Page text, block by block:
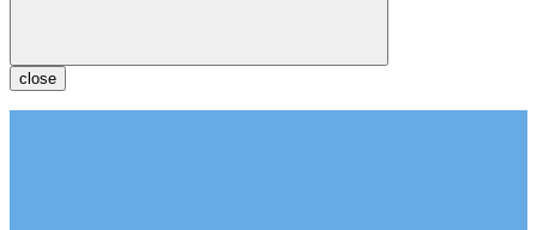
close